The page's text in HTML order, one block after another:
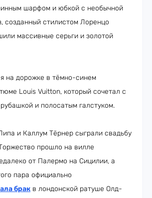
шарфом и юбкой с необычной
созданный стилистом Лоренцо
массивные серьги и золотой
на дорожке в тёмно-синем
Louis Vuitton, который сочетал с
и полосатым галстуком.
и Каллум Тёрнер сыграли свадьбу
прошло на вилле
от Палермо на Сицилии, а
пара официально
брак в лондонской ратуше Олд-